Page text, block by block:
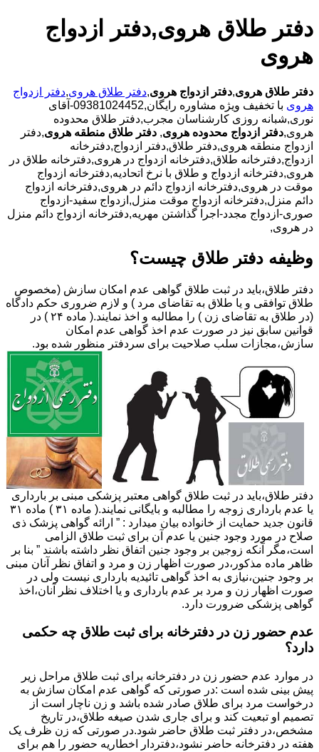
دفتر طلاق هروی,دفتر ازدواج
هروی
دفتر طلاق هروی,دفتر ازدواج هروی,دفتر طلاق هروی,دفتر ازدواج
هروی
با تخفیف ویژه مشاوره رایگان,09381024452-آقای
نوری,شبانه روزی کارشناسان مجرب,دفتر طلاق محدوده
هروی,دفتر ازدواج محدوده هروی, دفتر طلاق منطقه هروی,دفتر
ازدواج منطقه هروی,دفتر طلاق,دفتر ازدواج,دفترخانه
ازدواج,دفترخانه طلاق,دفترخانه ازدواج در هروی,دفترخانه طلاق در
هروی,دفترخانه ازدواج و طلاق با نرخ اتحادیه,دفترخانه ازدواج
موقت در هروی,دفترخانه ازدواج دائم در هروی,دفترخانه ازدواج
دائم منزل,دفترخانه ازدواج موقت منزل,ازدواج سفید-ازدواج
صوری-ازدواج مجدد-اجرا گذاشتن مهریه,دفترخانه ازدواج دائم منزل
در هروی,
وظیفه دفتر طلاق چیست؟
دفتر طلاق،باید در ثبت طلاق گواهی عدم امکان سازش (مخصوص
طلاق توافقی و یا طلاق به تقاضای مرد ) و لازم ضروری حکم دادگاه
(در طلاق به تقاضای زن ) را مطالبه و اخذ نمایند.( ماده ۲۴ ) در
قوانین سابق نیز در صورت عدم اخذ گواهی عدم امکان
سازش،مجازات سلب صلاحیت برای سردفتر منظور شده بود.
دفتر طلاق،باید در ثبت طلاق گواهی معتبر پزشکی مبنی بر بارداری
یا عدم بارداری زوجه را مطالبه و بایگانی نمایند.( ماده ۳۱ ) ماده ۳۱
قانون جدید حمایت از خانواده بیان میدارد : ” ارائه گواهی پزشک ذی
صلاح در مورد وجود جنین یا عدم آن برای ثبت طلاق الزامی
است،مگر آنکه زوجین بر وجود جنین اتفاق نظر داشته باشند ” بنا بر
ظاهر ماده مذکور،در صورت اظهار زن و مرد و اتفاق نظر آنان مبنی
بر وجود جنین،نیازی به اخذ گواهی تائیدیه بارداری نیست ولی در
صورت اظهار زن و مرد بر عدم بارداری و یا اختلاف نظر آنان،اخذ
گواهی پزشکی ضرورت دارد.
عدم حضور زن در دفترخانه برای ثبت طلاق چه حکمی
دارد؟
در موارد عدم حضور زن در دفترخانه برای ثبت طلاق مراحل زیر
پیش بینی شده است :در صورتی که گواهی عدم امکان سازش به
درخواست مرد برای طلاق صادر شده باشد و زن ناچار است از
تصمیم او تبعیت کند و برای جاری شدن صیغه طلاق،در تاریخ
مشخص،در دفتر ثبت طلاق حاضر شود.در صورتی که زن ظرف یک
هفته در دفترخانه حاضر نشود،دفتردار اخطاریه حضور را هم برای